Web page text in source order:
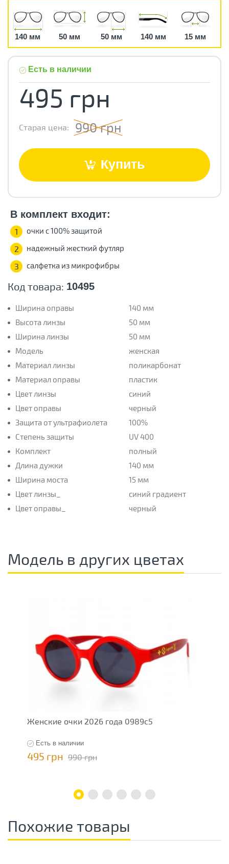
140 мм 50 мм 50 мм 140 мм 15 мм
Код товара: 10495
Ширина оправы
140 мм
Высота линзы
50 мм
Ширина линзы
50 мм
Модель
женская
Материал линзы
поликарбонат
Материал оправы
пластик
Цвет линзы
синий
Цвет оправы
черный
Защита от ультрафиолета
100%
Степень защиты
UV 400
Комплект
полный
Длина дужки
140 мм
Ширина моста
15 мм
Цвет линзы_
синий градиент
Цвет оправы_
черный
Есть в наличии
495 грн
Старая цена: 990 грн
Купить
В комплект входит:
1 очки с 100% защитой
2 надежный жесткий футляр
3 салфетка из микрофибры
Модель в других цветах
Женские очки 2026 года 0989c5
Есть в наличии
495 грн 990 грн
Похожие товары